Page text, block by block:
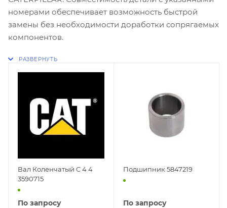
номерами обеспечивает возможность быстрой
замены без необходимости доработки сопрягаемых
компонентов.
Вал Коленчатый C 4 4
3590715
По запросу
Подшипник 5847219
По запросу